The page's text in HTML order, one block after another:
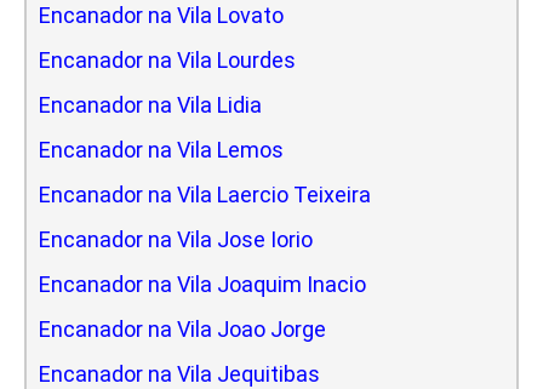
Encanador na Vila Lovato
Encanador na Vila Lourdes
Encanador na Vila Lidia
Encanador na Vila Lemos
Encanador na Vila Laercio Teixeira
Encanador na Vila Jose Iorio
Encanador na Vila Joaquim Inacio
Encanador na Vila Joao Jorge
Encanador na Vila Jequitibas